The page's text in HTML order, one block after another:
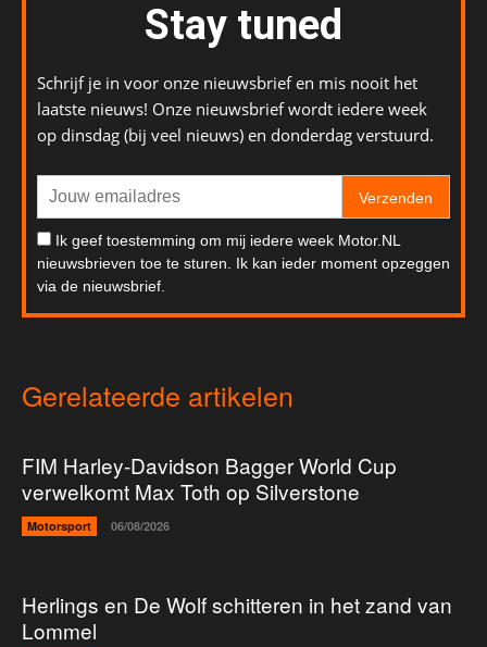
Stay tuned
Schrijf je in voor onze nieuwsbrief en mis nooit het
laatste nieuws! Onze nieuwsbrief wordt iedere week
op dinsdag (bij veel nieuws) en donderdag verstuurd.
Verzenden
Ik geef toestemming om mij iedere week Motor.NL
nieuwsbrieven toe te sturen. Ik kan ieder moment opzeggen
via de nieuwsbrief.
Gerelateerde artikelen
FIM Harley-Davidson Bagger World Cup
verwelkomt Max Toth op Silverstone
Motorsport 06/08/2026
Herlings en De Wolf schitteren in het zand van
Lommel